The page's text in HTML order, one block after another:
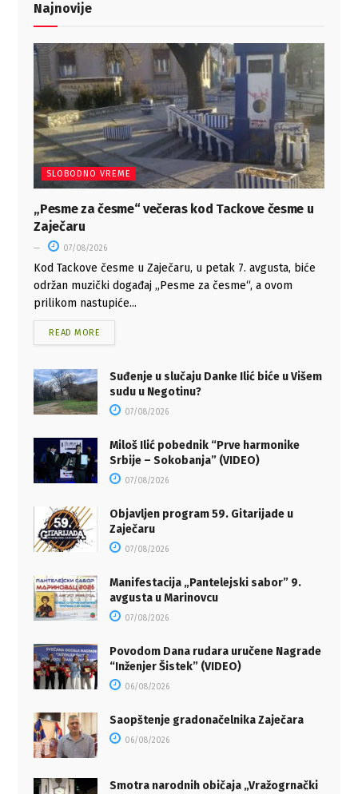
Najnovije
SLOBODNO VREME
„Pesme za česme“ večeras kod Tackove česme u
Zaječaru
07/08/2026
Kod Tackove česme u Zaječaru, u petak 7. avgusta, biće
održan muzički događaj „Pesme za česme“, a ovom
prilikom nastupiće...
READ MORE
Suđenje u slučaju Danke Ilić biće u Višem
sudu u Negotinu?
07/08/2026
Miloš Ilić pobednik “Prve harmonike
Srbije – Sokobanja” (VIDEO)
07/08/2026
Objavljen program 59. Gitarijade u
Zaječaru
07/08/2026
Manifestacija „Pantelejski sabor” 9.
avgusta u Marinovcu
07/08/2026
Povodom Dana rudara uručene Nagrade
“Inženjer Šistek” (VIDEO)
06/08/2026
Saopštenje gradonačelnika Zaječara
06/08/2026
Smotra narodnih običaja „Vražogrnački